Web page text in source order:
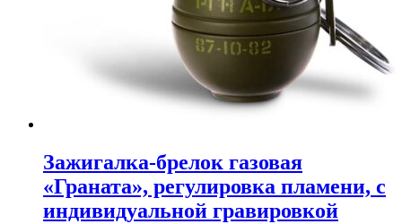
Зажигалка-брелок газовая
«Граната», регулировка пламени, с
индивидуальной гравировкой